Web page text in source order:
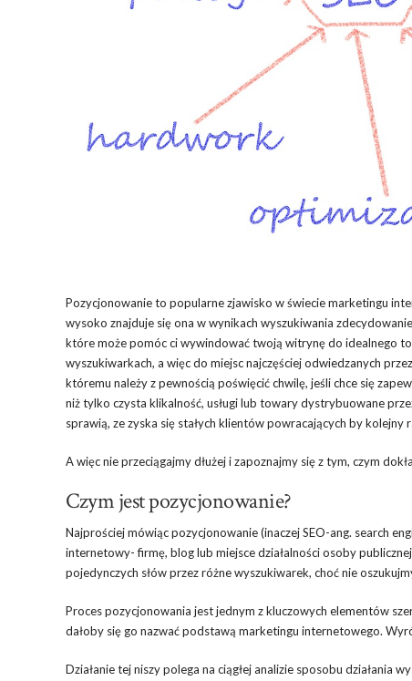
Pozycjonowanie to popularne zjawisko w świecie marketingu
wysoko znajduje się ona w wynikach wyszukiwania
które może pomóc ci wywindować twoją witrynę do idealnego
wyszukiwarkach, a więc do miejsc najczęściej odwiedzanych
któremu należy z pewnością poświęcić chwilę, jeśli chce się
niż tylko czysta klikalność, usługi lub towary dystrybuowane
sprawią, ze zyska się stałych klientów powracających by
A więc nie przeciągajmy dłużej i zapoznajmy się z tym, czym
Czym jest pozycjonowanie?
Najprościej mówiąc pozycjonowanie (inaczej SEO-ang. search
internetowy- firmę, blog lub miejsce działalności osoby
pojedynczych słów przez różne wyszukiwarek, choć nie
Proces pozycjonowania jest jednym z kluczowych elementów
dałoby się go nazwać podstawą marketingu internetowego.
Działanie tej niszy polega na ciągłej analizie sposobu działania